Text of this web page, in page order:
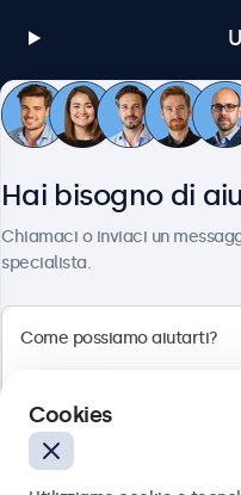
Hai bisogno di
Chiamaci o inviaci un
specialista.
Cookies